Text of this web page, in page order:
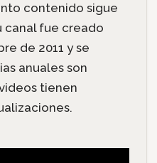
contenido sigue
canal fue creado
de 2011 y se
anuales son
tienen